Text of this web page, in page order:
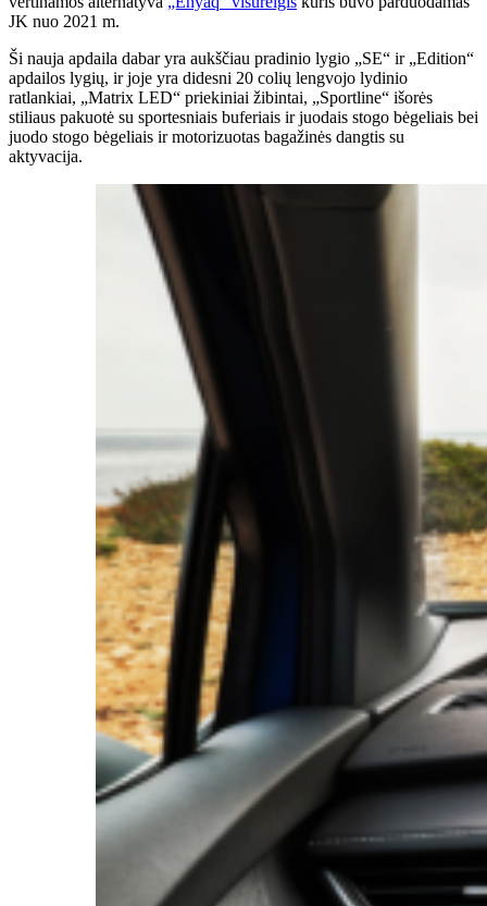
JK nuo 2021 m.
Ši nauja apdaila dabar yra aukščiau pradinio lygio „SE“ ir „Edition“
apdailos lygių, ir joje yra didesni 20 colių lengvojo lydinio
ratlankiai, „Matrix LED“ priekiniai žibintai, „Sportline“ išorės
stiliaus pakuotė su sportesniais buferiais ir juodais stogo bėgeliais bei
juodo stogo bėgeliais ir motorizuotas bagažinės dangtis su
aktyvacija.